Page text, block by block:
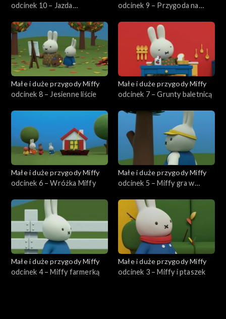
odcinek 10 – Jazda
odcinek 9 – Przygoda na
Małe i duże przygody Miffy
odcinek 8 – Jesienne liście
Małe i duże przygody Miffy
odcinek 7 – Grunty baletnicą
Małe i duże przygody Miffy
odcinek 6 – Wróżka Miffy
Małe i duże przygody Miffy
odcinek 5 – Miffy gra w
Małe i duże przygody Miffy
odcinek 4 – Miffy farmerką
Małe i duże przygody Miffy
odcinek 3 – Miffy i ptaszek